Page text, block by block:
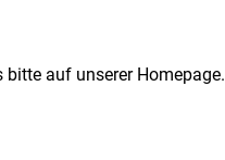
auf unserer Homepage.